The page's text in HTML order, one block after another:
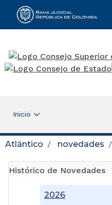
Rama Judicial
Inicio
Atlántico novedades
Histórico de Novedades
2026